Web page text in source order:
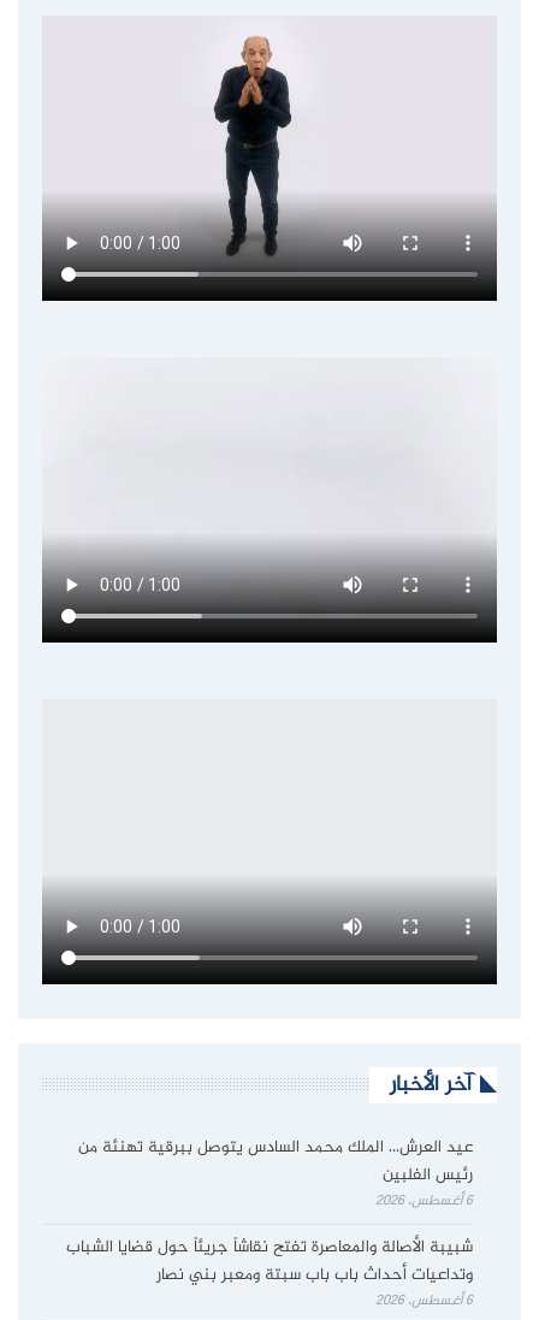
آخر الأخبار
عيد العرش… الملك محمد السادس يتوصل ببرقية تهنئة من
رئيس الفلبين
6 أغسطس، 2026
شبيبة الأصالة والمعاصرة تفتح نقاشاً جريئاً حول قضايا الشباب
وتداعيات أحداث باب باب سبتة ومعبر بني نصار
6 أغسطس، 2026